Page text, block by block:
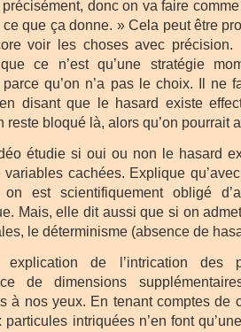
donc on va faire
que ça donne. » Cela peut être
voir les choses avec
ce n’est qu’une stratégie
parce qu’on n’a pas le choix. Il ne
disant que le hasard existe
reste bloqué là, alors qu’on pourrait
étudie si oui ou non le hasard
variables cachées. Explique
on est scientifiquement obligé
Mais, elle dit aussi que si on
le déterminisme (absence de
explication de l’intrication des
de dimensions
à nos yeux. En tenant comptes de
particules intriquées n’en font